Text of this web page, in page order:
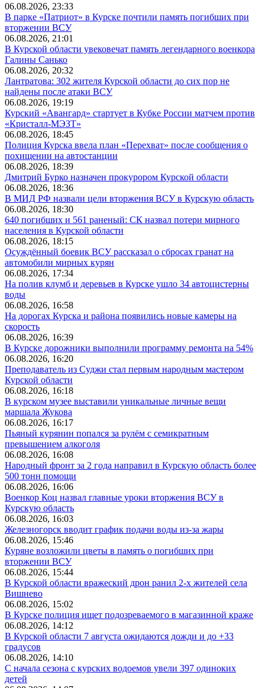
06.08.2026, 23:33
В парке «Патриот» в Курске почтили память погибших при
вторжении ВСУ
06.08.2026, 21:01
В Курской области увековечат память легендарного военкора
Галины Санько
06.08.2026, 20:32
Лантратова: 302 жителя Курской области до сих пор не
найдены после атаки ВСУ
06.08.2026, 19:19
Курский «Авангард» стартует в Кубке России матчем против
«Кристалл-МЭЗТ»
06.08.2026, 18:45
Полиция Курска ввела план «Перехват» после сообщения о
похищении на автостанции
06.08.2026, 18:39
Дмитрий Бурко назначен прокурором Курской области
06.08.2026, 18:36
В МИД РФ назвали цели вторжения ВСУ в Курскую область
06.08.2026, 18:30
640 погибших и 561 раненый: СК назвал потери мирного
населения в Курской области
06.08.2026, 18:15
Осуждённый боевик ВСУ рассказал о сбросах гранат на
автомобили мирных курян
06.08.2026, 17:34
На полив клумб и деревьев в Курске ушло 34 автоцистерны
воды
06.08.2026, 16:58
На дорогах Курска и района появились новые камеры на
скорость
06.08.2026, 16:39
В Курске дорожники выполнили программу ремонта на 54%
06.08.2026, 16:20
Преподаватель из Суджи стал первым народным мастером
Курской области
06.08.2026, 16:18
В курском музее выставили уникальные личные вещи
маршала Жукова
06.08.2026, 16:17
Пьяный курянин попался за рулём с семикратным
превышением алкоголя
06.08.2026, 16:08
Народный фронт за 2 года направил в Курскую область более
500 тонн помощи
06.08.2026, 16:06
Военкор Коц назвал главные уроки вторжения ВСУ в
Курскую область
06.08.2026, 16:03
Железногорск вводит график подачи воды из-за жары
06.08.2026, 15:46
Куряне возложили цветы в память о погибших при
вторжении ВСУ
06.08.2026, 15:44
В Курской области вражеский дрон ранил 2-х жителей села
Вишнево
06.08.2026, 15:02
В Курске полиция ищет подозреваемого в магазинной краже
06.08.2026, 14:12
В Курской области 7 августа ожидаются дожди и до +33
градусов
06.08.2026, 14:10
С начала сезона с курских водоемов увели 397 одиноких
детей